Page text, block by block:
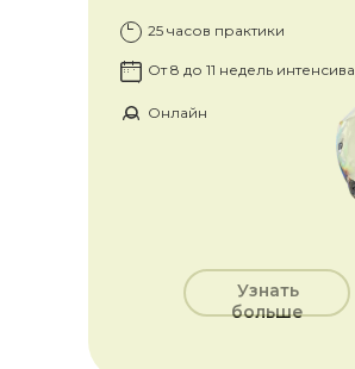
Узнать
больше
25 часов практики
От 8 до 11 недель интенсива
Онлайн